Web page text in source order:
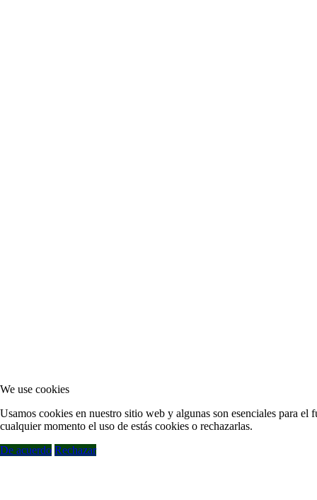
We use cookies
Usamos cookies en nuestro sitio web y algunas son esenciales para
cualquier momento el uso de estás cookies o rechazarlas.
De acuerdo Rechazar